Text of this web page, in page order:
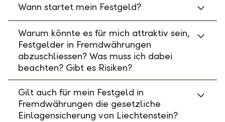
Wann startet mein Festgeld?
Warum könnte es für mich attraktiv sein,
Festgelder in Fremdwährungen
abzuschliessen? Was muss ich dabei
beachten? Gibt es Risiken?
Gilt auch für mein Festgeld in
Fremdwährungen die gesetzliche
Einlagensicherung von Liechtenstein?